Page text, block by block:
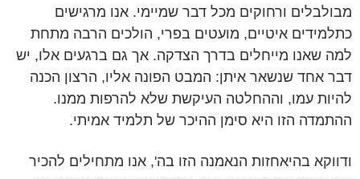
מבולבלים ורחוקים מכל דבר שמיימי. אנו מרגישים
כתלמידים איטיים, מועטים בפרי, הולכים הרבה מתחת
למה שאנו מייחלים בדרך הצדקה. אך גם ברגעים אלו, יש
דבר אחד שנשאר איתן: המבט הפונה אליו, הרצון הכנה
להיות עמו, וההחלטה העיקשת שלא להרפות ממנו.
ההתמדה הזו היא סימן ההיכר של תלמיד אמיתי.
ודווקא בהיאחזות הנאמנה הזו בה', אנו מתחילים להכיר